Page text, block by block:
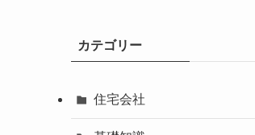
カテゴリー
住宅会社